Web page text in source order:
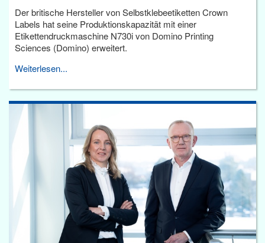
Der britische Hersteller von Selbstklebeetiketten Crown
Labels hat seine Produktionskapazität mit einer
Etikettendruckmaschine N730i von Domino Printing
Sciences (Domino) erweitert.
Weiterlesen...